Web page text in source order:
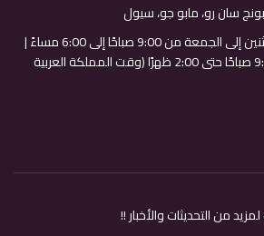
ساعات العمل: من الاثنين إلى الجمعة من 9:00 صباحًا إلى 6:00 مساءً |
السبت من الساعة 9:00 صباحًا حتى 2:00 ظهرًا (وقت المملكة العربية
من التحديثات والأخبار !!